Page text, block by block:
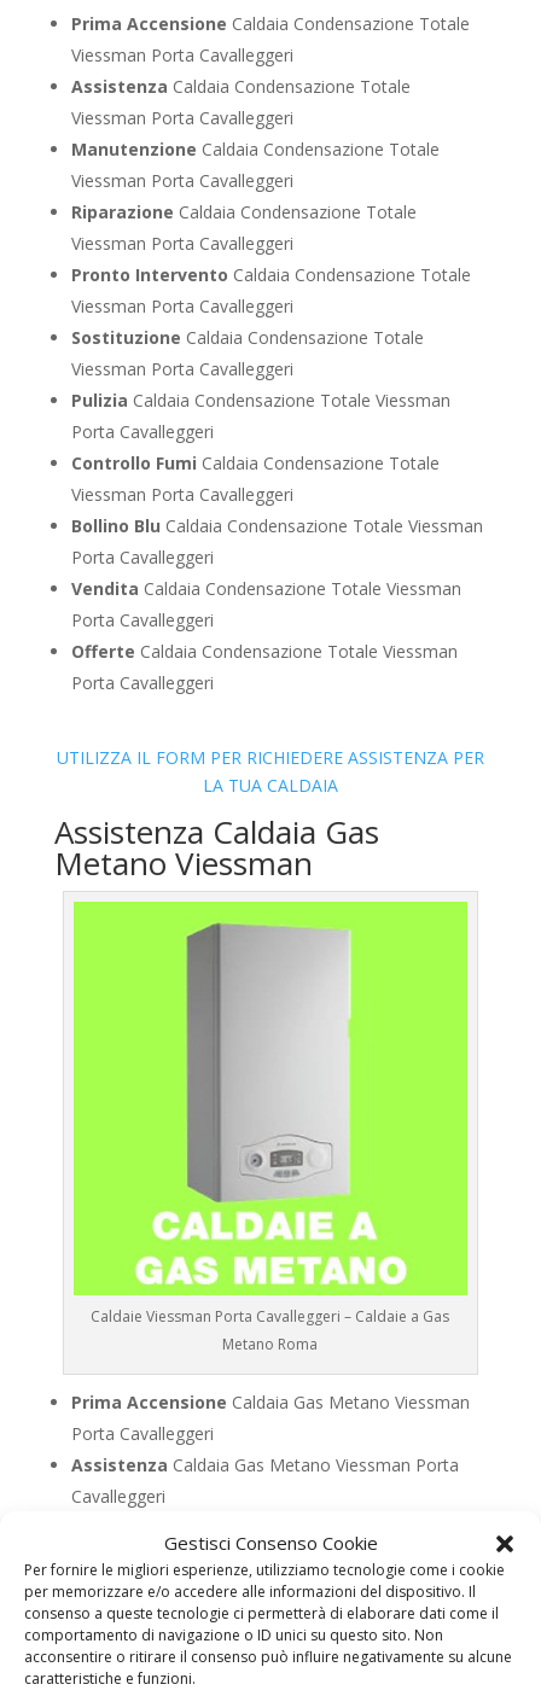
Gestisci Consenso Cookie
Per fornire le migliori esperienze, utilizziamo tecnologie come i cookie
per memorizzare e/o accedere alle informazioni del dispositivo. Il
consenso a queste tecnologie ci permetterà di elaborare dati come il
comportamento di navigazione o ID unici su questo sito. Non
acconsentire o ritirare il consenso può influire negativamente su alcune
caratteristiche e funzioni.
Prima Accensione Caldaia Condensazione Totale
Viessman Porta Cavalleggeri
Assistenza Caldaia Condensazione Totale
Viessman Porta Cavalleggeri
Manutenzione Caldaia Condensazione Totale
Viessman Porta Cavalleggeri
Riparazione Caldaia Condensazione Totale
Viessman Porta Cavalleggeri
Pronto Intervento Caldaia Condensazione Totale
Viessman Porta Cavalleggeri
Sostituzione Caldaia Condensazione Totale
Viessman Porta Cavalleggeri
Pulizia Caldaia Condensazione Totale Viessman
Porta Cavalleggeri
Controllo Fumi Caldaia Condensazione Totale
Viessman Porta Cavalleggeri
Bollino Blu Caldaia Condensazione Totale Viessman
Porta Cavalleggeri
Vendita Caldaia Condensazione Totale Viessman
Porta Cavalleggeri
Offerte Caldaia Condensazione Totale Viessman
Porta Cavalleggeri
UTILIZZA IL FORM PER RICHIEDERE ASSISTENZA PER
LA TUA CALDAIA
Assistenza Caldaia Gas
Metano Viessman
Caldaie Viessman Porta Cavalleggeri – Caldaie a Gas
Metano Roma
Prima Accensione Caldaia Gas Metano Viessman
Porta Cavalleggeri
Assistenza Caldaia Gas Metano Viessman Porta
Cavalleggeri
Porta Cavalleggeri
Riparazione Caldaia Gas Metano Viessman Porta
Cavalleggeri
Pronto InterventoCaldaia Gas Metano Viessman
Porta Cavalleggeri